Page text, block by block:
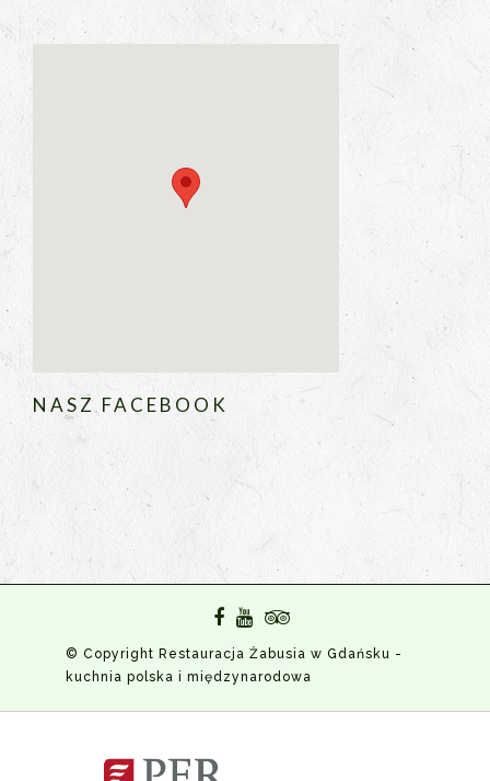
NASZ FACEBOOK
© Copyright Restauracja Żabusia w Gdańsku -
kuchnia polska i międzynarodowa